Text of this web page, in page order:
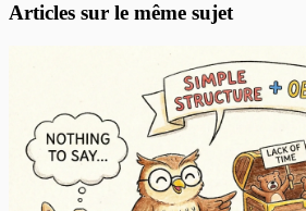
Articles sur le même sujet